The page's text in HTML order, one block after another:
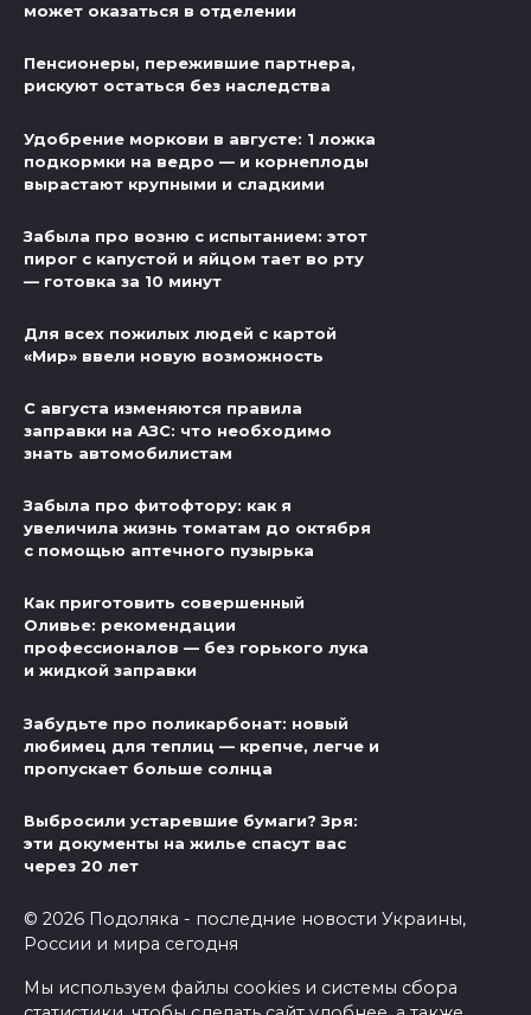
может оказаться в отделении
Пенсионеры, пережившие партнера,
рискуют остаться без наследства
Удобрение моркови в августе: 1 ложка
подкормки на ведро — и корнеплоды
вырастают крупными и сладкими
Забыла про возню с испытанием: этот
пирог с капустой и яйцом тает во рту
— готовка за 10 минут
Для всех пожилых людей с картой
«Мир» ввели новую возможность
С августа изменяются правила
заправки на АЗС: что необходимо
знать автомобилистам
Забыла про фитофтору: как я
увеличила жизнь томатам до октября
с помощью аптечного пузырька
Как приготовить совершенный
Оливье: рекомендации
профессионалов — без горького лука
и жидкой заправки
Забудьте про поликарбонат: новый
любимец для теплиц — крепче, легче и
пропускает больше солнца
Выбросили устаревшие бумаги? Зря:
эти документы на жилье спасут вас
через 20 лет
© 2026 Подоляка - последние новости Украины,
России и мира сегодня
Мы используем файлы cookies и системы сбора